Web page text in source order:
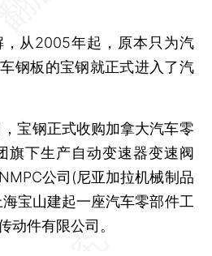
从2005年起，原本只为汽
钢板的宝钢就正式进入了汽
钢正式收购加拿大汽车零
旗下生产自动变速器变速阀
公司(尼亚加拉机械制品
宝山建起一座汽车零部件工
件有限公司。